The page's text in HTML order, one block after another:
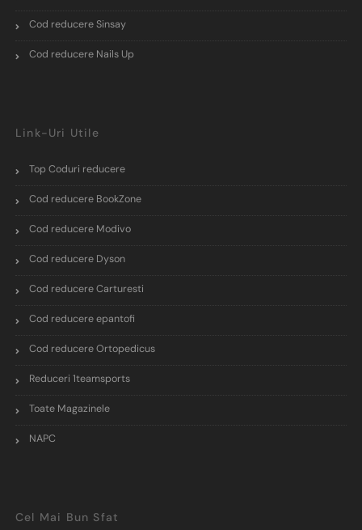
Cod reducere Sinsay
Cod reducere Nails Up
Link-Uri Utile
Top Coduri reducere
Cod reducere BookZone
Cod reducere Modivo
Cod reducere Dyson
Cod reducere Carturesti
Cod reducere epantofi
Cod reducere Ortopedicus
Reduceri 1teamsports
Toate Magazinele
NAPC
Cel Mai Bun Sfat